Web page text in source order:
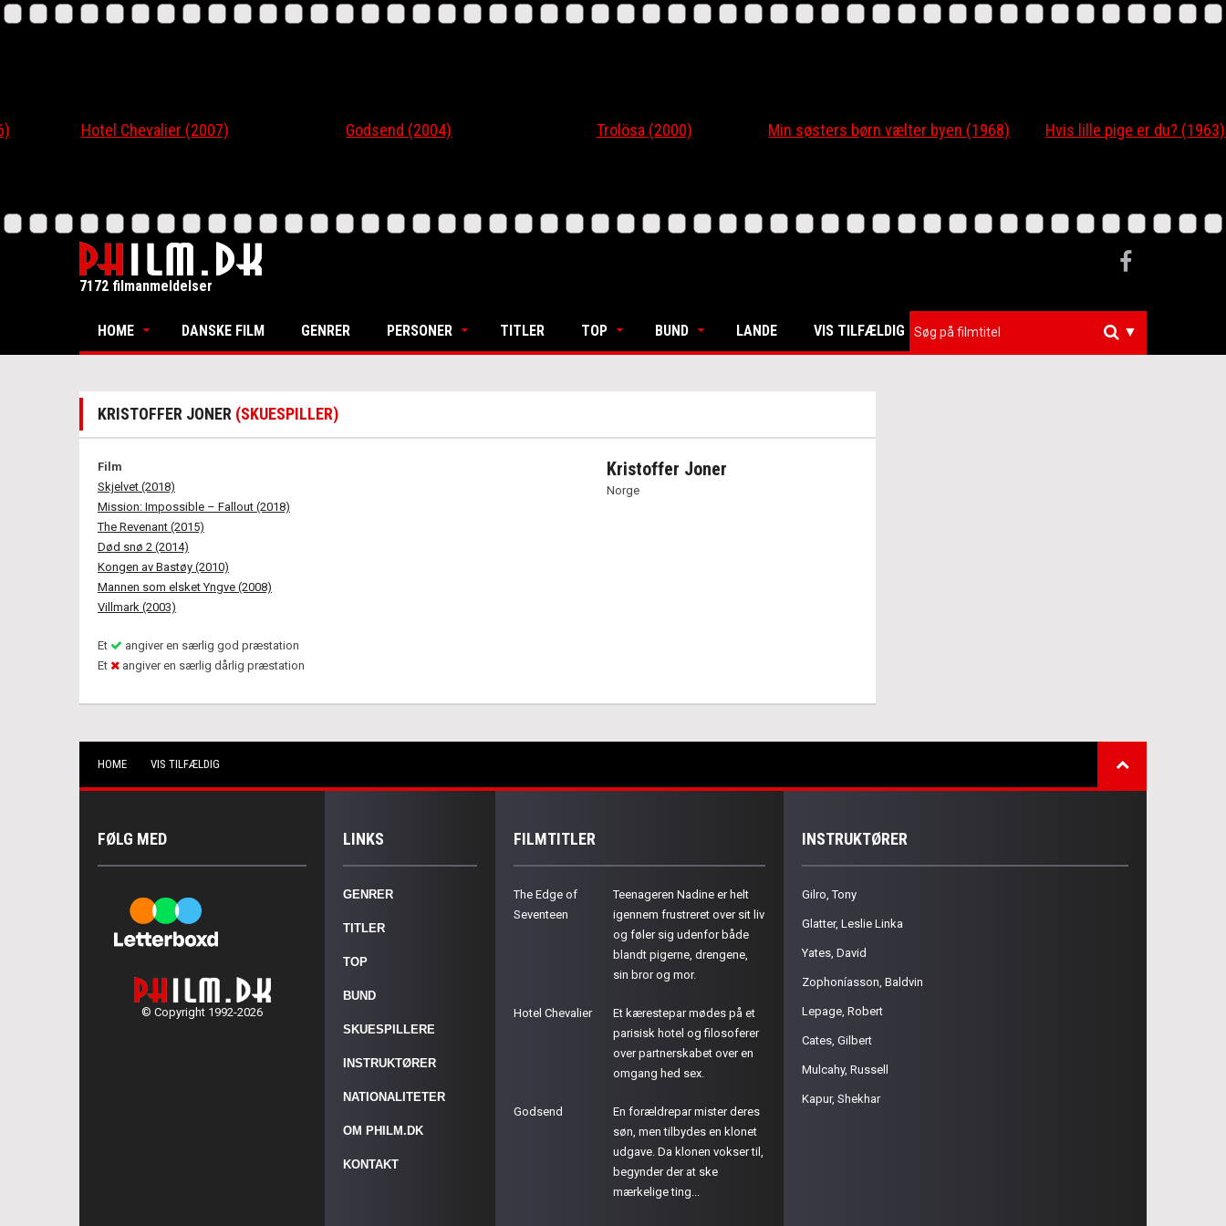
Hotel Chevalier (2007) Godsend (2004) Trolösa (2000) Min søsters børn vælter byen (1968) Hvis lille pige er du? (1963)
7172 filmanmeldelser
HOME DANSKE FILM GENRER PERSONER TITLER TOP BUND LANDE VIS TILFÆLDIG ▼
KRISTOFFER JONER (SKUESPILLER)
Kristoffer Joner
Norge
Film
Skjelvet (2018)
Mission: Impossible – Fallout (2018)
The Revenant (2015)
Død snø 2 (2014)
Kongen av Bastøy (2010)
Mannen som elsket Yngve (2008)
Villmark (2003)
Et
angiver en særlig god præstation
Et
angiver en særlig dårlig præstation
HOME VIS TILFÆLDIG
FØLG MED
© Copyright 1992-2026
LINKS
GENRER
TITLER
TOP
BUND
SKUESPILLERE
INSTRUKTØRER
NATIONALITETER
OM PHILM.DK
KONTAKT
FILMTITLER
The Edge of
Seventeen
Teenageren Nadine er helt
igennem frustreret over sit liv
og føler sig udenfor både
blandt pigerne, drengene,
sin bror og mor.
Hotel Chevalier
Et kærestepar mødes på et
parisisk hotel og filosoferer
over partnerskabet over en
omgang hed sex.
Godsend
En forældrepar mister deres
søn, men tilbydes en klonet
udgave. Da klonen vokser til,
begynder der at ske
mærkelige ting...
INSTRUKTØRER
Gilro, Tony
Glatter, Leslie Linka
Yates, David
Zophoníasson, Baldvin
Lepage, Robert
Cates, Gilbert
Mulcahy, Russell
Kapur, Shekhar